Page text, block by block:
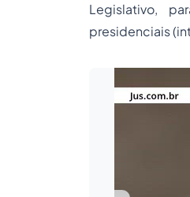
Legislativo,
presidenciais